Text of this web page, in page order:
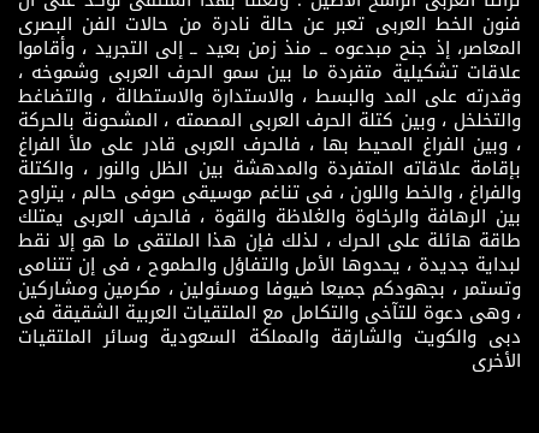
فنون الخط العربى تعبر عن حالة نادرة من حالات الفن البصرى
المعاصر، إذ جنح مبدعوه ــ منذ زمن بعيد ــ إلى التجريد ، وأقاموا
علاقات تشكيلية متفردة ما بين سمو الحرف العربى وشموخه ،
وقدرته على المد والبسط ، والاستدارة والاستطالة ، والتضاغط
والتخلخل ، وبين كتلة الحرف العربى المصمته ، المشحونة بالحركة
، وبين الفراغ المحيط بها ، فالحرف العربى قادر على ملأ الفراغ
بإقامة علاقاته المتفردة والمدهشة بين الظل والنور ، والكتلة
والفراغ ، والخط واللون ، فى تناغم موسيقى صوفى حالم ، يتراوح
بين الرهافة والرخاوة والغلاظة والقوة ، فالحرف العربى يمتلك
طاقة هائلة على الحرك ، لذلك فإن هذا الملتقى ما هو إلا نقط
لبداية جديدة ، يحدوها الأمل والتفاؤل والطموح ، فى إن تتنامى
وتستمر ، بجهودكم جميعا ضيوفا ومسئولين ، مكرمين ومشاركين
، وهى دعوة للتآخى والتكامل مع الملتقيات العربية الشقيقة فى
دبى والكويت والشارقة والمملكة السعودية وسائر الملتقيات
الأخرى